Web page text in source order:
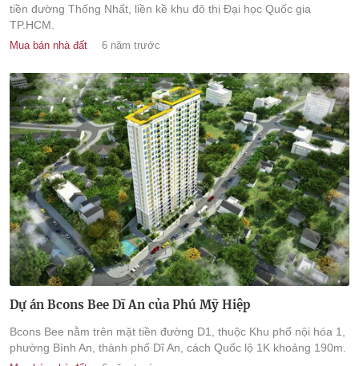
tiền đường Thống Nhất, liền kề khu đô thị Đại học Quốc gia
TP.HCM.
Mua bán nhà đất 6 năm trước
Dự án Bcons Bee Dĩ An của Phú Mỹ Hiệp
Bcons Bee nằm trên mặt tiền đường D1, thuộc Khu phố nội hóa 1,
phường Bình An, thành phố Dĩ An, cách Quốc lộ 1K khoảng 190m.